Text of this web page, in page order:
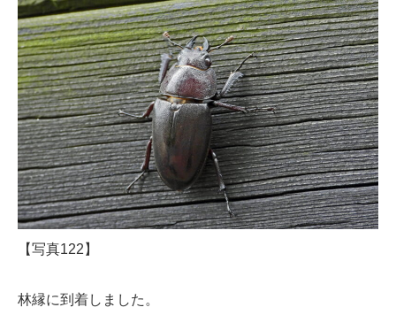
【写真122】
林縁に到着しました。